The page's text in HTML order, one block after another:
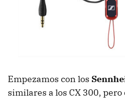
Empezamos con los
similares a los CX 300,